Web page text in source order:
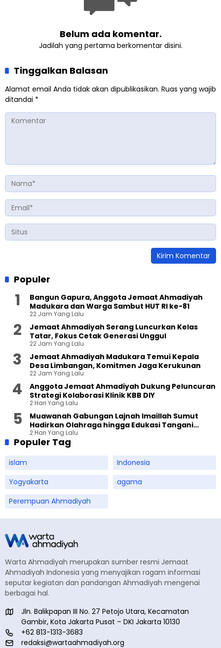
Belum ada komentar.
Jadilah yang pertama berkomentar disini.
Tinggalkan Balasan
Alamat email Anda tidak akan dipublikasikan. Ruas yang wajib
ditandai *
Populer
Bangun Gapura, Anggota Jemaat Ahmadiyah
Madukara dan Warga Sambut HUT RI ke-81
22 Jam Yang Lalu
Jemaat Ahmadiyah Serang Luncurkan Kelas
Tatar, Fokus Cetak Generasi Unggul
22 Jam Yang Lalu
Jemaat Ahmadiyah Madukara Temui Kepala
Desa Limbangan, Komitmen Jaga Kerukunan
22 Jam Yang Lalu
Anggota Jemaat Ahmadiyah Dukung Peluncuran
Strategi Kolaborasi Klinik KBB DIY
2 Hari Yang Lalu
Muawanah Gabungan Lajnah Imaillah Sumut
Hadirkan Olahraga hingga Edukasi Tangani
Sampah
2 Hari Yang Lalu
Populer Tag
islam
Indonesia
Yogyakarta
agama
Perempuan Ahmadiyah
Warta Ahmadiyah merupakan sumber resmi Jemaat
Ahmadiyah Indonesia yang menyajikan ragam informasi
seputar kegiatan dan pandangan Ahmadiyah mengenai
berbagai hal.
Jln. Balikpapan III No. 27 Petojo Utara, Kecamatan
Gambir, Kota Jakarta Pusat – DKI Jakarta 10130
+62 813-1313-3683
redaksi@wartaahmadiyah.org